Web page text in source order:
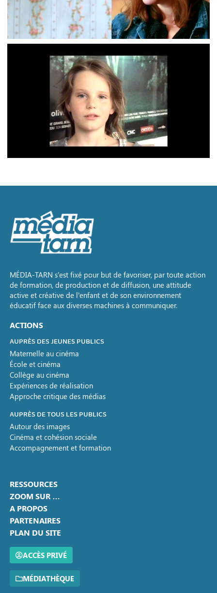
MÉDIA-TARN s’est fixé pour but de favoriser, par toute action
de formation, de production et de diffusion, une attitude
active et créative de l’enfant et de son environnement
éducatif face aux diverses machines à communiquer.
ACTIONS
AUPRÈS DES JEUNES PUBLICS
Maternelle au cinéma
École et cinéma
Collège au cinéma
Expériences de réalisation
Approche critique des médias
AUPRÈS DE TOUS LES PUBLICS
Autour des images
Cinéma et cohésion sociale
Accompagnement et formation
RESSOURCES
ZOOM SUR …
A PROPOS
PARTENAIRES
PLAN DU SITE
ACCÈS PRIVÉ
MÉDIATHÈQUE